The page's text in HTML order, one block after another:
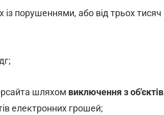
із порушеннями, або від трьох тисяч
шляхом виключення з об'єктів
електронних грошей;